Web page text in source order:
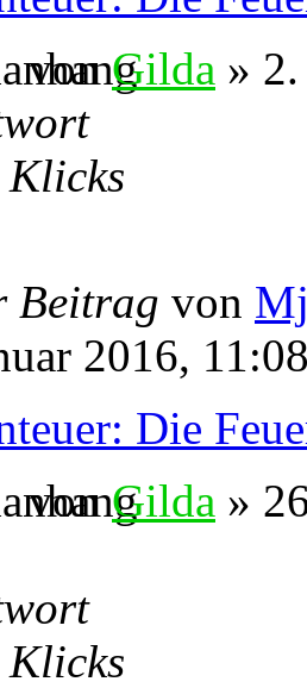
vonGilda »
Klicks
Beitrag von
2016,
Die
vonGilda »
Klicks